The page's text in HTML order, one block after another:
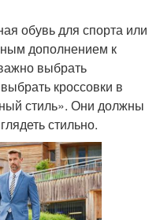
обувь для спорта или
дополнением к
выбрать
кроссовки в
стиль». Они должны
стильно.